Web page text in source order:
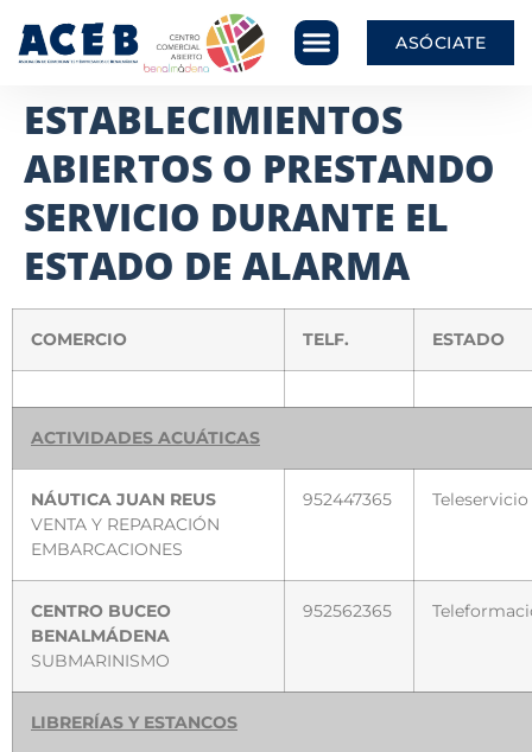
ASÓCIATE
ESTABLECIMIENTOS
ABIERTOS O PRESTANDO
SERVICIO DURANTE EL
ESTADO DE ALARMA
COMERCIO TELF. ESTADO
ACTIVIDADES ACUÁTICAS
NÁUTICA JUAN REUS
VENTA Y REPARACIÓN
EMBARCACIONES
952447365 Teleservicio
CENTRO BUCEO
BENALMÁDENA
SUBMARINISMO
952562365
LIBRERÍAS Y ESTANCOS